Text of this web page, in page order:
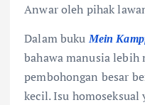
Anwar oleh pihak
Dalam bukuMein
bahawa manusia lebih
pembohongan besar
kecil. Isu